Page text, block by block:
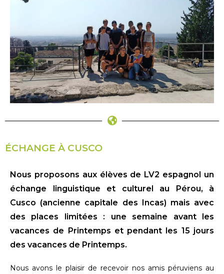
ÉCHANGE À CUSCO
Nous proposons aux élèves de LV2 espagnol un
échange linguistique et culturel au Pérou, à
Cusco (ancienne capitale des Incas) mais avec
des places limitées : une semaine avant les
vacances de Printemps et pendant les 15 jours
des vacances de Printemps.
Nous avons le plaisir de recevoir nos amis péruviens au